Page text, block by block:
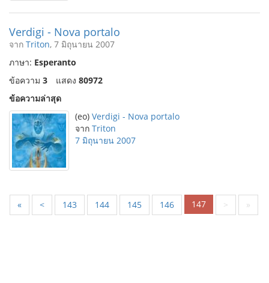
Verdigi - Nova portalo
จาก Triton, 7 มิถุนายน 2007
ภาษา: Esperanto
ข้อความ 3 แสดง 80972
ข้อความล่าสุด
(eo) Verdigi - Nova portalo
จาก Triton
7 มิถุนายน 2007
« < 143 144 145 146 147 > »